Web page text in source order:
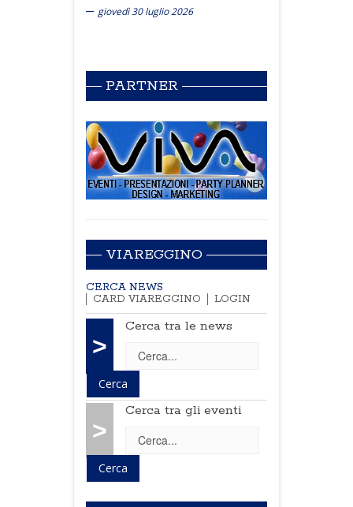
giovedì 30 luglio 2026
PARTNER
VIAREGGINO
CERCA NEWS
CARD VIAREGGINO
LOGIN
>
Cerca tra le news
>
Cerca tra gli eventi